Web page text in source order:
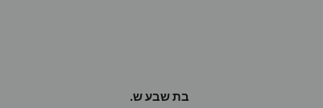
בת שבע ש.